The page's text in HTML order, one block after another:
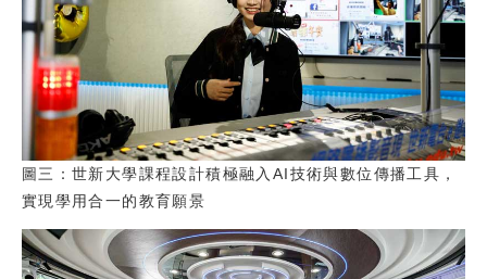
圖三：世新大學課程設計積極融入AI技術與數位傳播工具，
實現學用合一的教育願景